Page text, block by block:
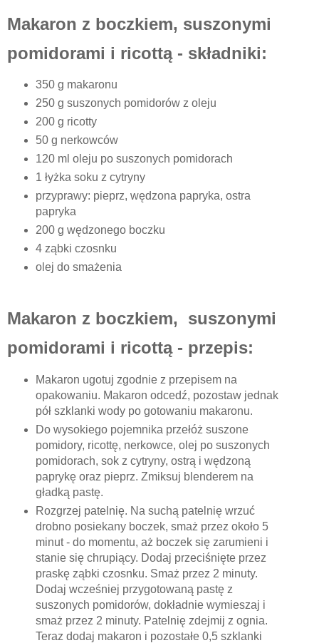
Makaron z boczkiem, suszonymi
pomidorami i ricottą - składniki:
350 g makaronu
250 g suszonych pomidorów z oleju
200 g ricotty
50 g nerkowców
120 ml oleju po suszonych pomidorach
1 łyżka soku z cytryny
przyprawy: pieprz, wędzona papryka, ostra
papryka
200 g wędzonego boczku
4 ząbki czosnku
olej do smażenia
Makaron z boczkiem, suszonymi
pomidorami i ricottą - przepis:
Makaron ugotuj zgodnie z przepisem na
opakowaniu. Makaron odcedź, pozostaw jednak
pół szklanki wody po gotowaniu makaronu.
Do wysokiego pojemnika przełóż suszone
pomidory, ricottę, nerkowce, olej po suszonych
pomidorach, sok z cytryny, ostrą i wędzoną
paprykę oraz pieprz. Zmiksuj blenderem na
gładką pastę.
Rozgrzej patelnię. Na suchą patelnię wrzuć
drobno posiekany boczek, smaż przez około 5
minut - do momentu, aż boczek się zarumieni i
stanie się chrupiący. Dodaj przeciśnięte przez
praskę ząbki czosnku. Smaż przez 2 minuty.
Dodaj wcześniej przygotowaną pastę z
suszonych pomidorów, dokładnie wymieszaj i
smaż przez 2 minuty. Patelnię zdejmij z ognia.
Teraz dodaj makaron i pozostałe 0,5 szklanki